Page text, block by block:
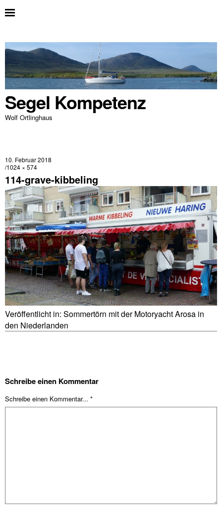
Segel Kompetenz
Wolf Ortlinghaus
10. Februar 2018
1024 × 574
114-grave-kibbeling
Veröffentlicht in: Sommertörn mit der Motoryacht Arosa in
den Niederlanden
Schreibe einen Kommentar
Schreibe einen Kommentar... *